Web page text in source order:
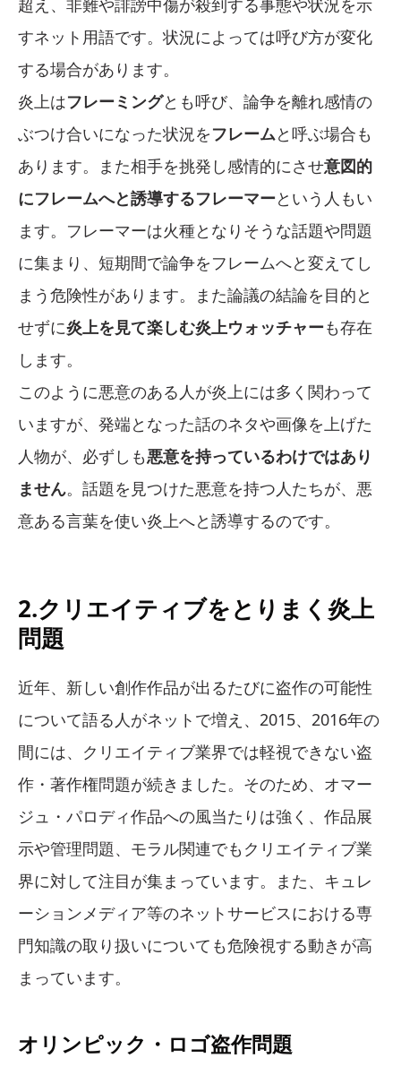
超え、非難や誹謗中傷が殺到する事態や状況を示
すネット用語です。状況によっては呼び方が変化
する場合があります。
炎上はフレーミングとも呼び、論争を離れ感情の
ぶつけ合いになった状況をフレームと呼ぶ場合も
あります。また相手を挑発し感情的にさせ意図的
にフレームへと誘導するフレーマーという人もい
ます。フレーマーは火種となりそうな話題や問題
に集まり、短期間で論争をフレームへと変えてし
まう危険性があります。また論議の結論を目的と
せずに炎上を見て楽しむ炎上ウォッチャーも存在
します。
このように悪意のある人が炎上には多く関わって
いますが、発端となった話のネタや画像を上げた
人物が、必ずしも悪意を持っているわけではあり
ません。話題を見つけた悪意を持つ人たちが、悪
意ある言葉を使い炎上へと誘導するのです。
2.クリエイティブをとりまく炎上
問題
近年、新しい創作作品が出るたびに盗作の可能性
について語る人がネットで増え、2015、2016年の
間には、クリエイティブ業界では軽視できない盗
作・著作権問題が続きました。そのため、オマー
ジュ・パロディ作品への風当たりは強く、作品展
示や管理問題、モラル関連でもクリエイティブ業
界に対して注目が集まっています。また、キュレ
ーションメディア等のネットサービスにおける専
門知識の取り扱いについても危険視する動きが高
まっています。
オリンピック・ロゴ盗作問題